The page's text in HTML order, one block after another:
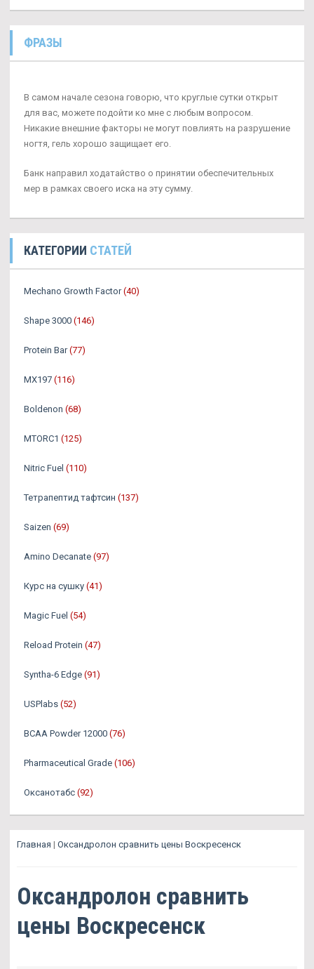
ФРАЗЫ
В самом начале сезона говорю, что круглые сутки открыт
для вас, можете подойти ко мне с любым вопросом.
Никакие внешние факторы не могут повлиять на разрушение
ногтя, гель хорошо защищает его.
Банк направил ходатайство о принятии обеспечительных
мер в рамках своего иска на эту сумму.
КАТЕГОРИИ СТАТЕЙ
Mechano Growth Factor (40)
Shape 3000 (146)
Protein Bar (77)
MX197 (116)
Boldenon (68)
MTORC1 (125)
Nitric Fuel (110)
Тетрапептид тафтсин (137)
Saizen (69)
Amino Decanate (97)
Курс на сушку (41)
Magic Fuel (54)
Reload Protein (47)
Syntha-6 Edge (91)
USPlabs (52)
BCAA Powder 12000 (76)
Pharmaceutical Grade (106)
Оксанотабс (92)
Главная | Оксандролон сравнить цены Воскресенск
Оксандролон сравнить
цены Воскресенск